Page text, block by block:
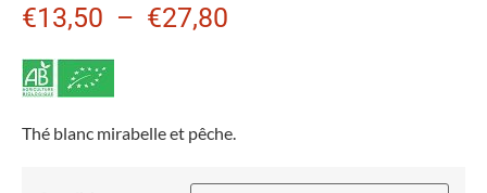
€13,50 – €27,80
Thé blanc mirabelle et pêche.